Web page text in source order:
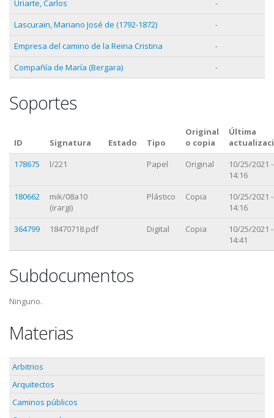
Uriarte, Carlos
-
Lascurain, Mariano José de (1792-1872)
-
Empresa del camino de la Reina Cristina
-
Compañía de María (Bergara)
-
Soportes
ID Signatura Estado Tipo
Original
o copia
Última
178675
l/221 Papel Original
10/25/2021 -
14:16
180662
mik/08a10
(irargi)
Plástico Copia
10/25/2021 -
14:16
364799
18470718.pdf Digital Copia
10/25/2021 -
14:41
Subdocumentos
Ninguno.
Materias
Arbitrios
Arquitectos
Caminos públicos